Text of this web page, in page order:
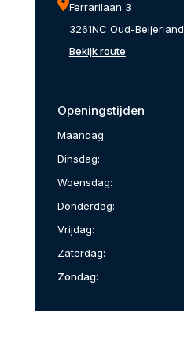
Ferrarilaan 3
3261NC Oud-Beijerland
Bekijk route
Openingstijden
Maandag:
Dinsdag:
Woensdag:
Donderdag:
Vrijdag:
Zaterdag:
Zondag: